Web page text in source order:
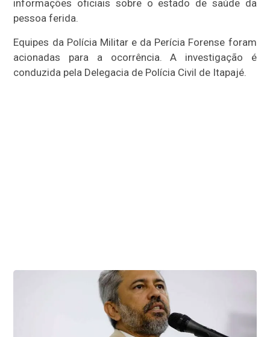
informações oficiais sobre o estado de saúde da
pessoa ferida.
Equipes da Polícia Militar e da Perícia Forense foram
acionadas para a ocorrência. A investigação é
conduzida pela Delegacia de Polícia Civil de Itapajé.